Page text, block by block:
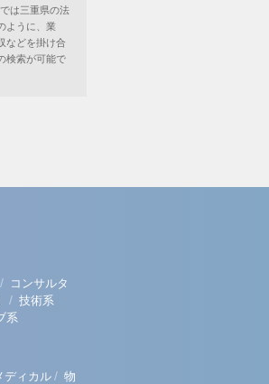
は三重県の法
ように、業
などを掛け合
検索が可能で
/ コンサルタ
/ 技術系
系
ディカル / 物